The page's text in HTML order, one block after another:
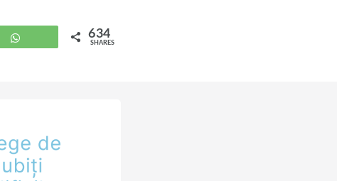
WhatsApp 634
SHARES